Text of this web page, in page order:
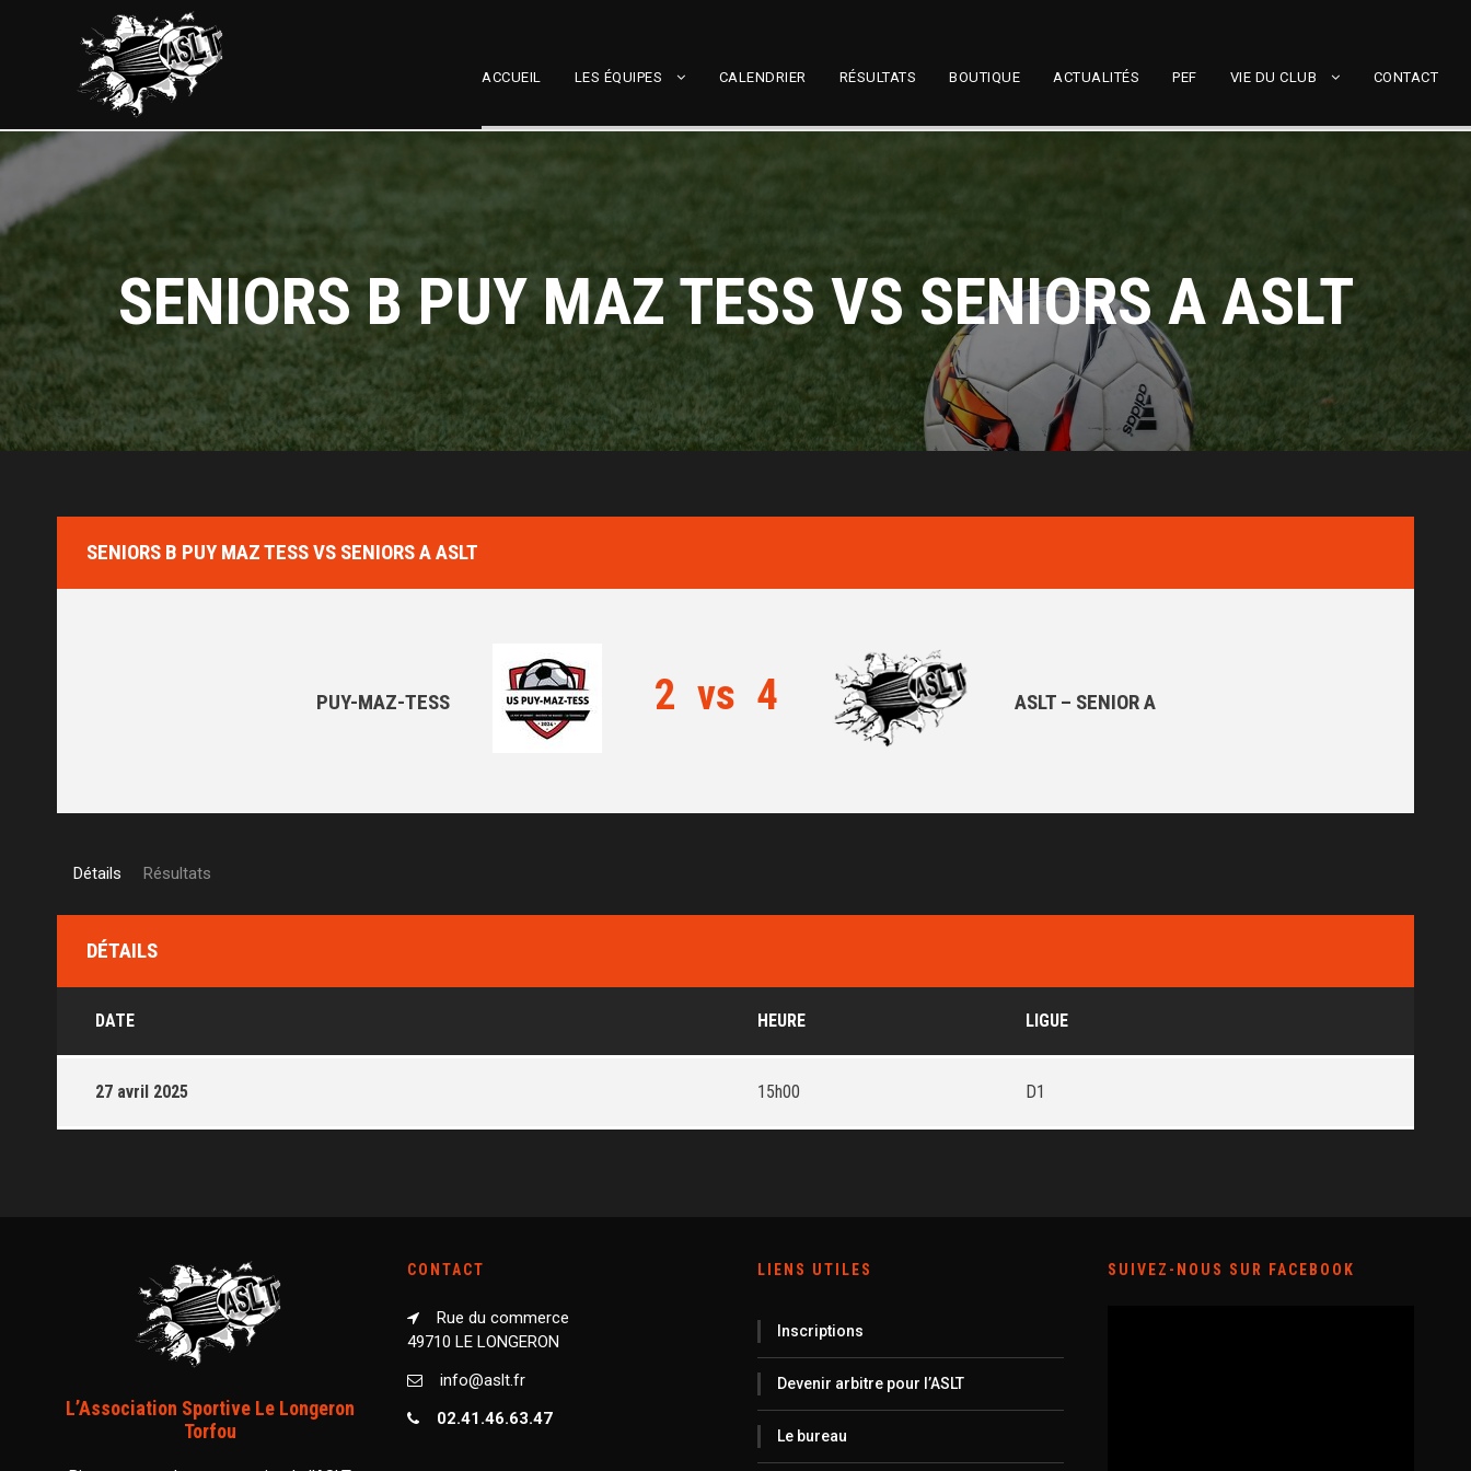
ACCUEIL LES ÉQUIPES CALENDRIER RÉSULTATS BOUTIQUE ACTUALITÉS PEF VIE DU CLUB CONTACT
SENIORS B PUY MAZ TESS VS SENIORS A ASLT
SENIORS B PUY MAZ TESS VS SENIORS A ASLT
PUY-MAZ-TESS 2 vs 4 ASLT – SENIOR A
Détails Résultats
DÉTAILS
DATE HEURE LIGUE
27 avril 2025 15h00 D1
L’Association Sportive Le Longeron
Torfou
CONTACT
Rue du commerce
49710 LE LONGERON
info@aslt.fr
02.41.46.63.47
LIENS UTILES
Inscriptions
Devenir arbitre pour l’ASLT
Le bureau
SUIVEZ-NOUS SUR FACEBOOK